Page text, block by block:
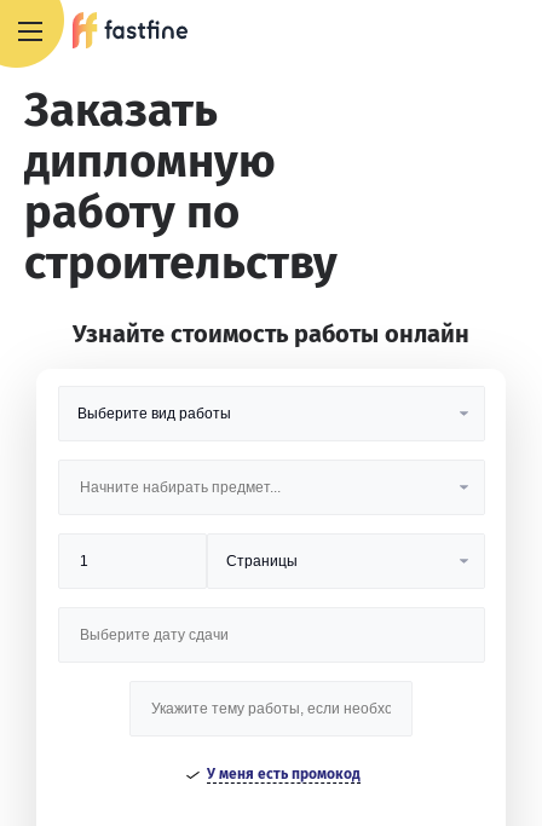
Заказать
дипломную
работу по
строительству
Узнайте стоимость работы онлайн
У меня есть промокод